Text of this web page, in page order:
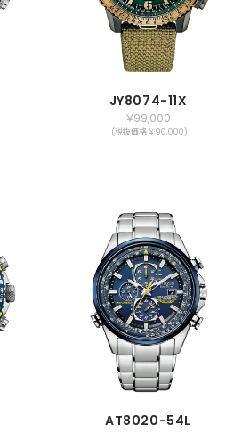
JY8074-11X
￥99,000
(税抜価格 ￥90,000)
AT8020-54L